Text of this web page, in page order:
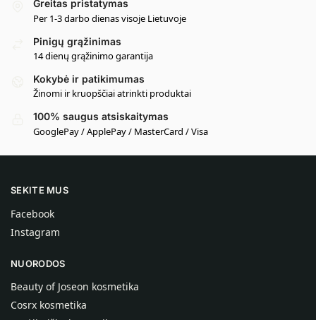
Greitas pristatymas
Per 1-3 darbo dienas visoje Lietuvoje
Pinigų grąžinimas
14 dienų grąžinimo garantija
Kokybė ir patikimumas
Žinomi ir kruopščiai atrinkti produktai
100% saugus atsiskaitymas
GooglePay / ApplePay / MasterCard / Visa
SEKITE MUS
Facebook
Instagram
NUORODOS
Beauty of Joseon kosmetika
Cosrx kosmetika